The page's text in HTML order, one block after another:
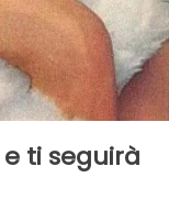
ti seguirà